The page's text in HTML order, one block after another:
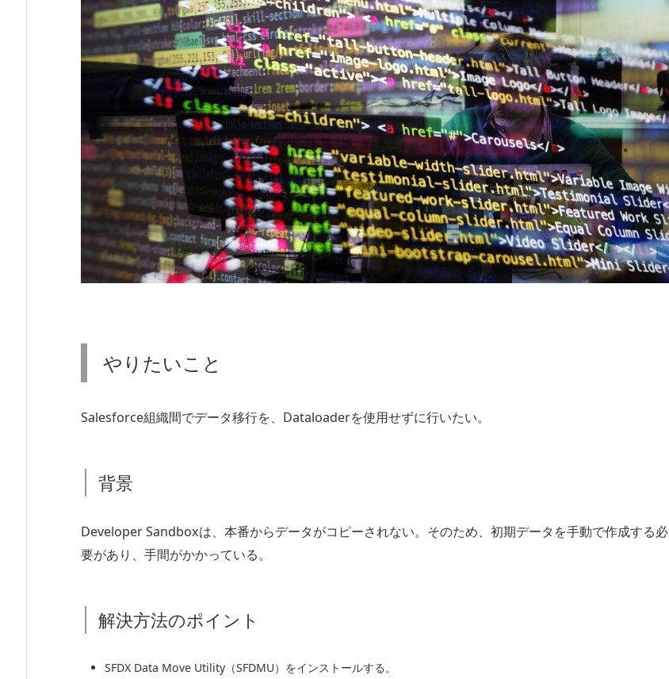
やりたいこと
Salesforce組織間でデータ移行を、Dataloaderを使用せずに行いたい。
背景
Developer Sandboxは、本番からデータがコピーされない。そのため、初期データを手動で作成する必
要があり、手間がかかっている。
解決方法のポイント
SFDX Data Move Utility（SFDMU）をインストールする。